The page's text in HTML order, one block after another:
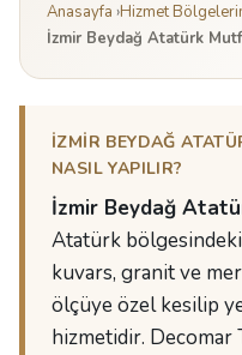
Anasayfa ›Hizmet
İzmir Beydağ Atatürk
İZMIR BEYDAĞ
NASIL YAPILIR?
İzmir Beydağ
Atatürk
kuvars, granit ve
ölçüye özel kesilip
hizmetidir. Decomar